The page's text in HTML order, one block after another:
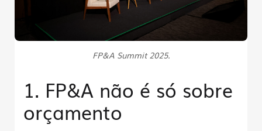
FP&A Summit 2025.
1. FP&A não é só sobre
orçamento